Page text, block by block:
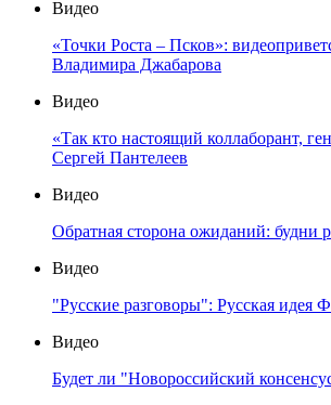
Видео
«Точки Роста – Псков»:
Владимира Джабарова
Видео
«Так кто настоящий коллаборант,
Сергей Пантелеев
Видео
Обратная сторона ожиданий: будни
Видео
"Русские разговоры": Русская идея
Видео
Будет ли "Новороссийский